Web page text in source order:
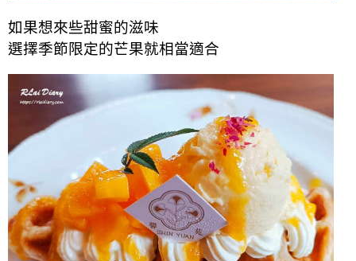
如果想來些甜蜜的滋味
選擇季節限定的芒果就相當適合